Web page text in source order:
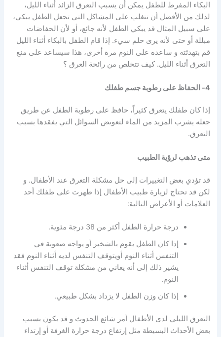
البكاء المفرط للطفل يمكن أن يسبب التعرق الزائد أثناء الليل،
لذلك من الأفضل أن تتغلب على المشاكل التي تجعل الطفل يبكي،
على سبيل المثال قد يبكي الطفل لأنه جائع، أو لأن الحفاضات
مبللة أو حتى لأنه يرى حلم سيء. إذا قام الطفل بالبكاء أثناء الليل
قم بتهدئته و ساعده على النوم مرة أخرى، هذا سيساعد على منع
التعرق أثناء الليل. كيف تتخلص من رائحة العرق ؟
4- الحفاظ على رطوبة جسم طفلك
إذا كان طفلك يتعرق كثيراً، حافظ على رطوبة الطفل عن طريق
جعله يشرب المزيد من الماء لتعويض السوائل التي يفقدها بسبب
التعرق.
متى تذهب لرؤية الطبيب
قد تؤدي بعض التغييرات إلى حل مشكلة التعرق عند الأطفال. و
لكن قد تحتاج لزيارة طبيب الأطفال إذا ظهرت على طفلك أحد
العلامات أو الأعراض التالية:
درجة حرارة الطفل أكثر من 38 درجة مئوية.
إذا كان الطفل يقوم بالشخير أو يواجه صعوبة في
التنفس أثناء النوم أويتوقف التنفس لديه أثناء النوم فقد
يشير ذلك إلى أنه يعاني من مشكلة توقف التنفس أثناء
النوم.
إذا كان وزن الطفل لا يزداد بشكل طبيعي.
التعرق الليلي لدى الأطفال أمر شائع الحدوث و قد يكون بسبب
بعض الأحداث البسيطة مثل إرتفاع درجة حرارة الغرفة أو إرتداء